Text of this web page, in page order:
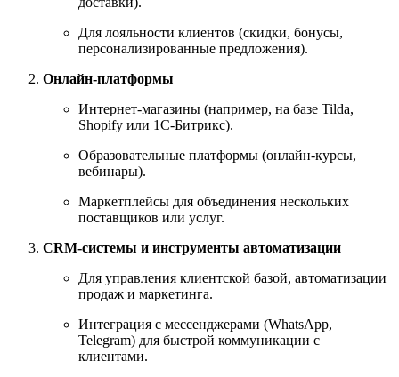
Для лояльности клиентов (скидки, бонусы,
персонализированные предложения).
Онлайн-платформы
Интернет-магазины (например, на базе Tilda,
Shopify или 1С-Битрикс).
Образовательные платформы (онлайн-курсы,
вебинары).
Маркетплейсы для объединения нескольких
поставщиков или услуг.
CRM-системы и инструменты автоматизации
Для управления клиентской базой, автоматизации
продаж и маркетинга.
Интеграция с мессенджерами (WhatsApp,
Telegram) для быстрой коммуникации с
клиентами.